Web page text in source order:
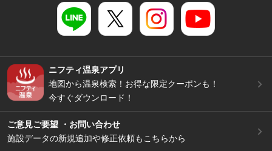
ニフティ温泉アプリ
地図から温泉検索！お得な限定クーポンも！
今すぐダウンロード！
ご意見ご要望 ・お問い合わせ
施設データの新規追加や修正依頼もこちらから